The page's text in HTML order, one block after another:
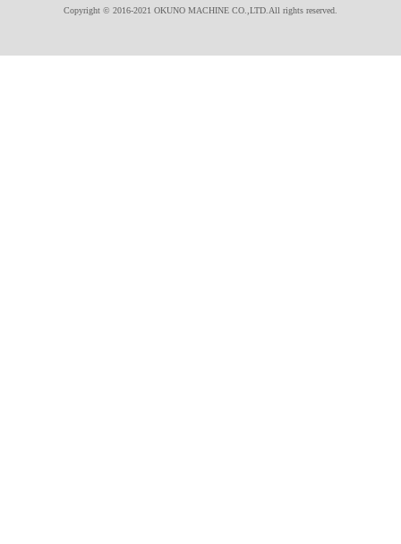
Copyright © 2016-2021 OKUNO MACHINE CO.,LTD.All rights reserved.